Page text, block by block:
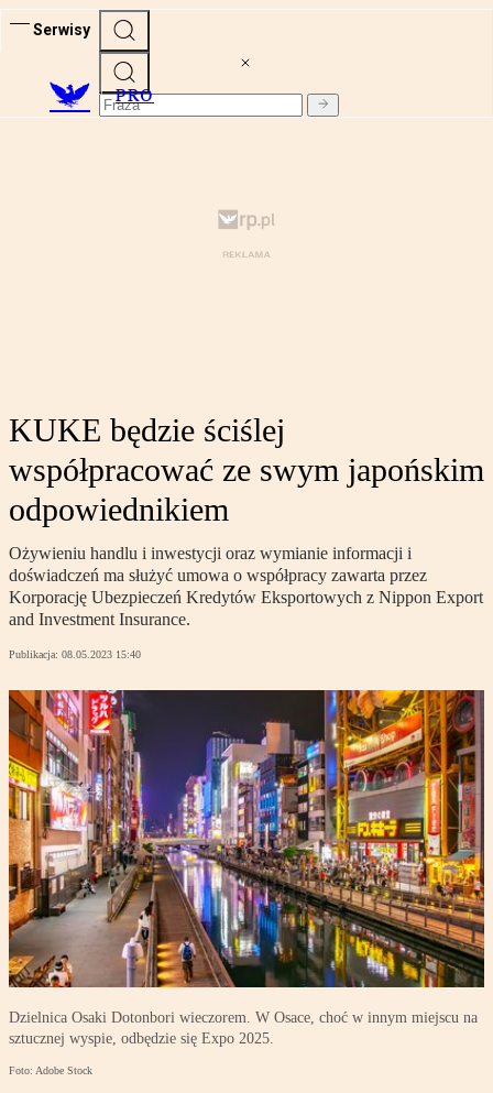
Serwisy
PRO
KUKE będzie ściślej
współpracować ze swym japońskim
odpowiednikiem
Ożywieniu handlu i inwestycji oraz wymianie informacji i
doświadczeń ma służyć umowa o współpracy zawarta przez
Korporację Ubezpieczeń Kredytów Eksportowych z Nippon Export
and Investment Insurance.
Publikacja: 08.05.2023 15:40
Dzielnica Osaki Dotonbori wieczorem. W Osace, choć w innym miejscu na
sztucznej wyspie, odbędzie się Expo 2025.
Foto: Adobe Stock